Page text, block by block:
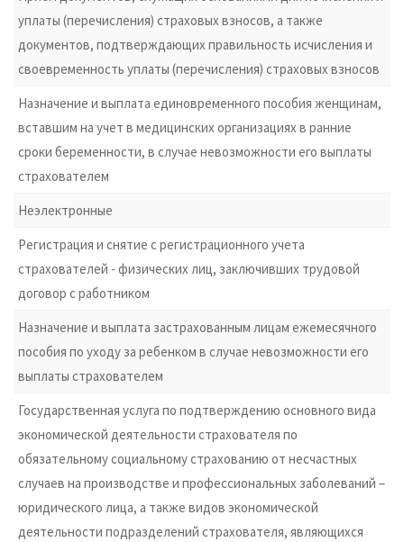
уплаты (перечисления) страховых взносов, а также
документов, подтверждающих правильность исчисления и
своевременность уплаты (перечисления) страховых взносов
Назначение и выплата единовременного пособия женщинам,
вставшим на учет в медицинских организациях в ранние
сроки беременности, в случае невозможности его выплаты
страхователем
Неэлектронные
Регистрация и снятие с регистрационного учета
страхователей - физических лиц, заключивших трудовой
договор с работником
Назначение и выплата застрахованным лицам ежемесячного
пособия по уходу за ребенком в случае невозможности его
выплаты страхователем
Государственная услуга по подтверждению основного вида
экономической деятельности страхователя по
обязательному социальному страхованию от несчастных
случаев на производстве и профессиональных заболеваний –
юридического лица, а также видов экономической
деятельности подразделений страхователя, являющихся